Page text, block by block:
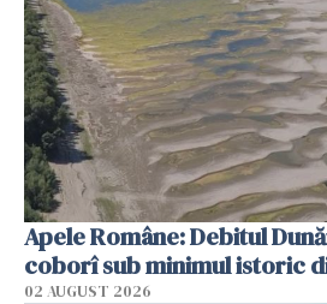
Apele Române: Debitul
coborî sub minimul istoric
02 AUGUST 2026